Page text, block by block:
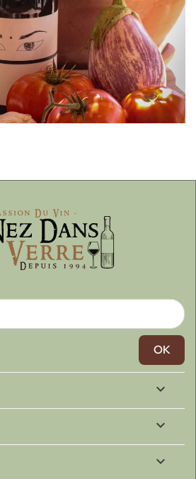


